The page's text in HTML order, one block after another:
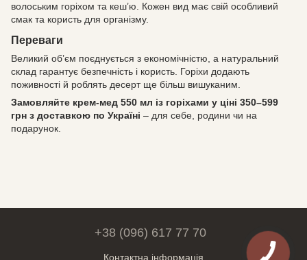
волоським горіхом та кеш’ю. Кожен вид має свій особливий
смак та користь для організму.
Переваги
Великий об’єм поєднується з економічністю, а натуральний
склад гарантує безпечність і користь. Горіхи додають
поживності й роблять десерт ще більш вишуканим.
Замовляйте крем-мед 550 мл із горіхами у ціні 350–599
грн з доставкою по Україні – для себе, родини чи на
подарунок.
+38 (096) 617 77 70
Контактна інформація